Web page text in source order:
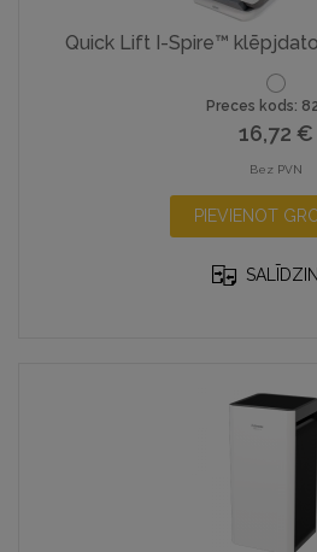
Quick Lift I-Spire™
Preces kods:
16,72 €
Bez PVN
PIEVIENOT